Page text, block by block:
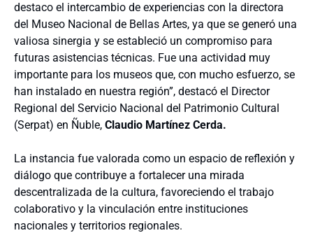
destaco el intercambio de experiencias con la directora
del Museo Nacional de Bellas Artes, ya que se generó una
valiosa sinergia y se estableció un compromiso para
futuras asistencias técnicas. Fue una actividad muy
importante para los museos que, con mucho esfuerzo, se
han instalado en nuestra región”, destacó el Director
Regional del Servicio Nacional del Patrimonio Cultural
(Serpat) en Ñuble, Claudio Martínez Cerda.
La instancia fue valorada como un espacio de reflexión y
diálogo que contribuye a fortalecer una mirada
descentralizada de la cultura, favoreciendo el trabajo
colaborativo y la vinculación entre instituciones
nacionales y territorios regionales.